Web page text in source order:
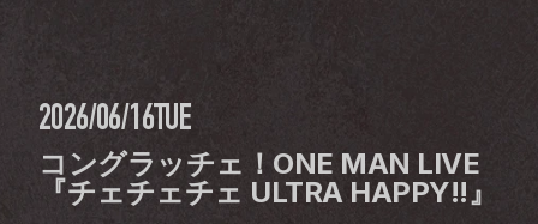
2026/06/16TUE
コングラッチェ！ONE MAN LIVE
『チェチェチェ ULTRA HAPPY!!』